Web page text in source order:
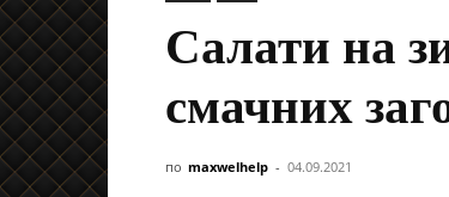
Салати на
смачних
по maxwelhelp - 04.09.2021